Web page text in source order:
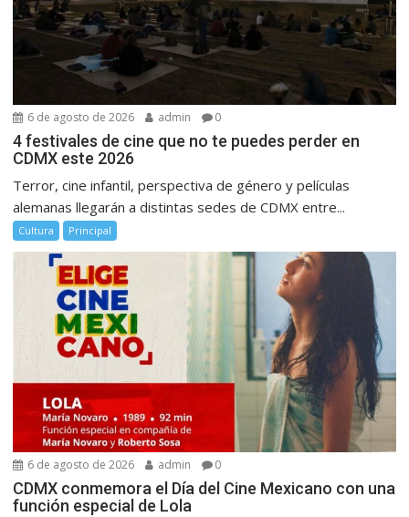
6 de agosto de 2026 admin 0
4 festivales de cine que no te puedes perder en
CDMX este 2026
Terror, cine infantil, perspectiva de género y películas
alemanas llegarán a distintas sedes de CDMX entre...
Cultura Principal
6 de agosto de 2026 admin 0
CDMX conmemora el Día del Cine Mexicano con una
función especial de Lola